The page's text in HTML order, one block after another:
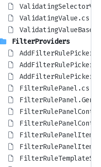
ValidatingValue.cs
FilterProviders
FilterRulePanel.cs